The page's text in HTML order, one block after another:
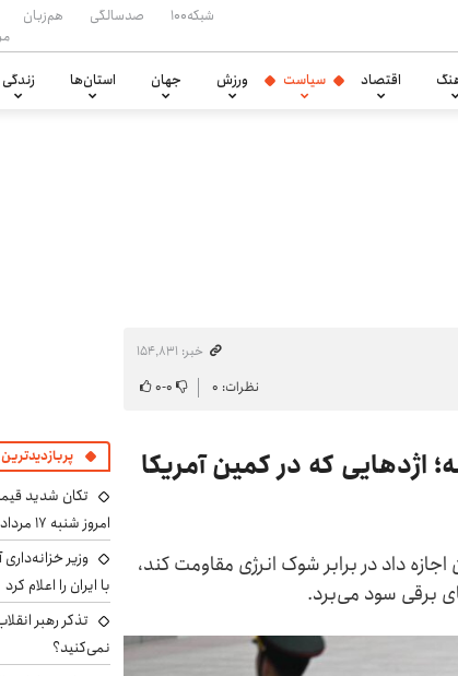
شبکه۱۰۰ صدسالگی هم‌زبان
اقتصاد سیاست ورزش جهان استان‌ها زندگی
خبر: ۱۵۴٬۸۳۱
نظرات: ۰ ۰-۰
اژدهایی که در کمین آمریکا
داد در برابر شوک انرژی مقاومت کند،
برقی سود می‌برد.
پربازدیدترین
تکان شدید
امروز شنبه ۱۷ مرداد ۱۴۰۵
وزیر
با ایران را اعلام کرد
تذکر رهبر
نمی‌کنید؟